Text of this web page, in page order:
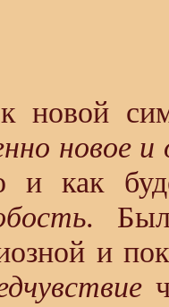
новой
новое и
как
.
и